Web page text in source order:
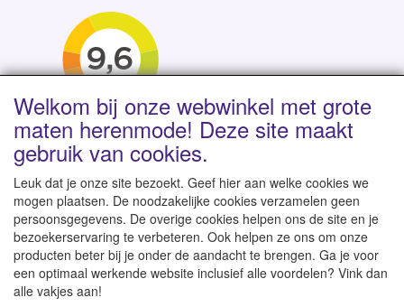
Levertijd 1-2 werkdagen | Vanaf € 95 gratis verzending
binnen NL | Direct leverbaar uit eigen voorraad
Welkom bij onze webwinkel met grote
maten herenmode! Deze site maakt
gebruik van cookies.
Leuk dat je onze site bezoekt. Geef hier aan welke cookies we
mogen plaatsen. De noodzakelijke cookies verzamelen geen
persoonsgegevens. De overige cookies helpen ons de site en je
bezoekerservaring te verbeteren. Ook helpen ze ons om onze
producten beter bij je onder de aandacht te brengen. Ga je voor
een optimaal werkende website inclusief alle voordelen? Vink dan
alle vakjes aan!